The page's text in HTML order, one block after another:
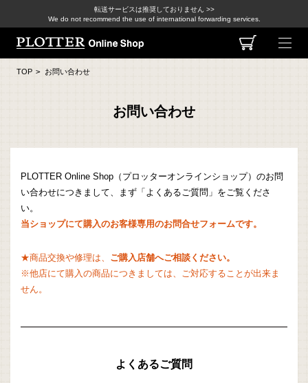
転送サービスは推奨しておりません >>
We do not recommend the use of international forwarding services.
TOP > お問い合わせ
お問い合わせ
PLOTTER Online Shop（プロッターオンラインショップ）のお問
い合わせにつきまして、まず「よくあるご質問」をご覧くださ
い。
当ショップにて購入のお客様専用のお問合せフォームです。
★商品交換や修理は、 ご購入店舗へご相談ください。
※他店にて購入の商品につきましては、ご対応することが出来ま
せん。
よくあるご質問